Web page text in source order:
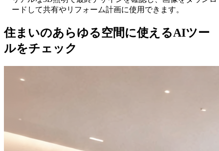
ードして共有やリフォーム計画に使用できます。
住まいのあらゆる空間に使えるAIツー
ルをチェック